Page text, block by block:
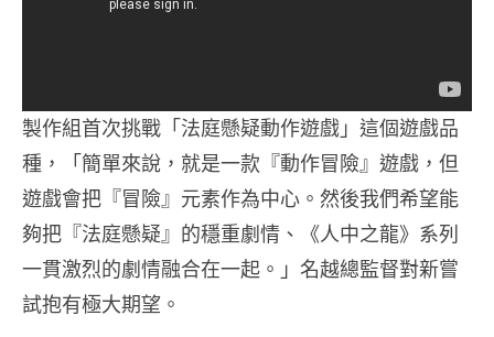
製作組首次挑戰「法庭懸疑動作遊戲」這個遊戲品
種，「簡單來說，就是一款『動作冒險』遊戲，但
遊戲會把『冒險』元素作為中心。然後我們希望能
夠把『法庭懸疑』的穩重劇情、《人中之龍》系列
一貫激烈的劇情融合在一起。」名越總監督對新嘗
試抱有極大期望。